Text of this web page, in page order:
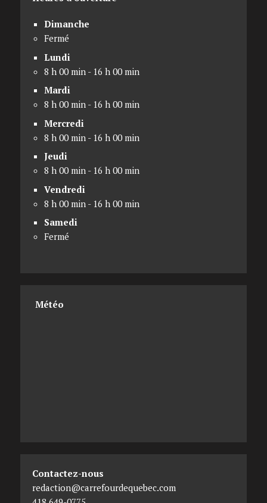
Dimanche
Fermé
Lundi
8 h 00 min - 16 h 00 min
Mardi
8 h 00 min - 16 h 00 min
Mercredi
8 h 00 min - 16 h 00 min
Jeudi
8 h 00 min - 16 h 00 min
Vendredi
8 h 00 min - 16 h 00 min
Samedi
Fermé
Météo
Contactez-nous
redaction@carrefourdequebec.com